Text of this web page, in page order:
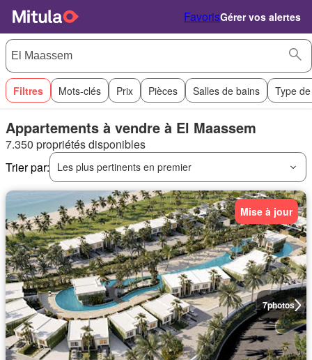
FavorisGérer vos alertes
Filtres Mots-clés Prix Pièces Salles de bains Type
Appartements à vendre à El Maassem
7.350 propriétés disponibles
Trier par:
Les plus pertinents en premier
7photos
Mise à jour